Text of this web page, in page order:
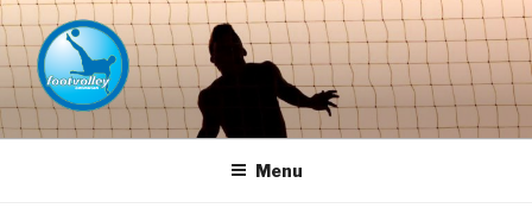
Naar
de
inhoud
springen
FOOTVOLLEY GRONINGEN –
THE HOME OF PETACCHI'S
Menu